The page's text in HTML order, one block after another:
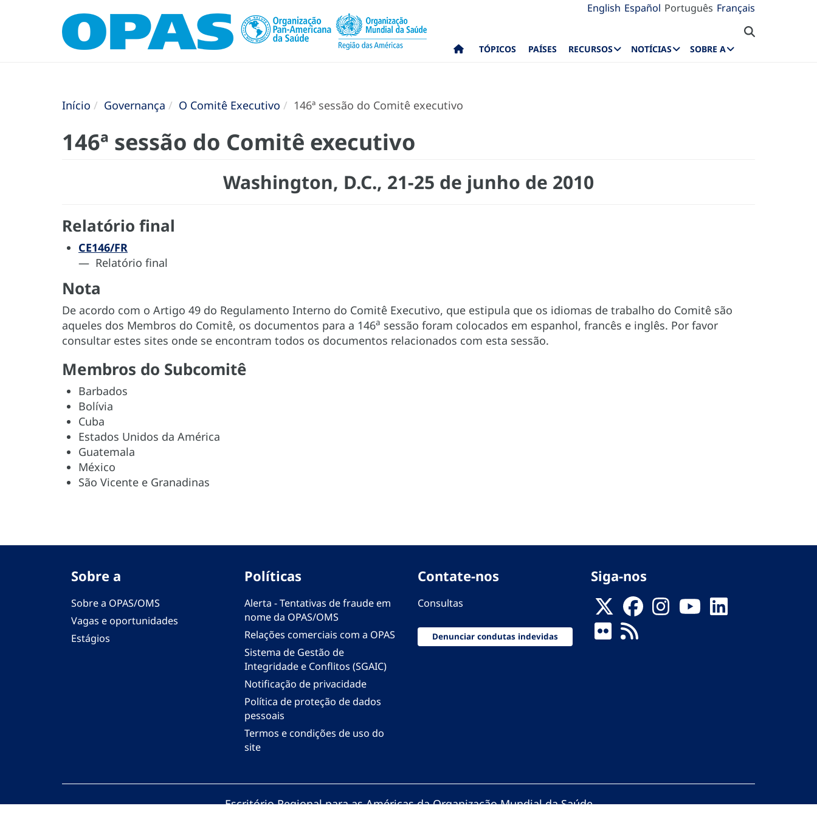
English Español Português Français
TÓPICOS PAÍSES RECURSOS NOTÍCIAS SOBRE A
Início Governança O Comitê Executivo 146ª sessão do Comitê executivo
146ª sessão do Comitê executivo
Washington, D.C., 21-25 de junho de 2010
Relatório final
CE146/FR
— Relatório final
Nota
De acordo com o Artigo 49 do Regulamento Interno do Comitê Executivo, que estipula que os idiomas de trabalho do Comitê são
aqueles dos Membros do Comitê, os documentos para a 146a sessão foram colocados em espanhol, francês e inglês. Por favor
consultar estes sites onde se encontram todos os documentos relacionados com esta sessão.
Membros do Subcomitê
Barbados
Bolívia
Cuba
Estados Unidos da América
Guatemala
México
São Vicente e Granadinas
Sobre a
Sobre a OPAS/OMS
Vagas e oportunidades
Estágios
Políticas
Alerta - Tentativas de fraude em
nome da OPAS/OMS
Relações comerciais com a OPAS
Sistema de Gestão de
Integridade e Conflitos (SGAIC)
Notificação de privacidade
Política de proteção de dados
pessoais
Termos e condições de uso do
site
Contate-nos
Consultas
Denunciar condutas indevidas
Siga-nos
Escritório Regional para as Américas da Organização Mundial da Saúde